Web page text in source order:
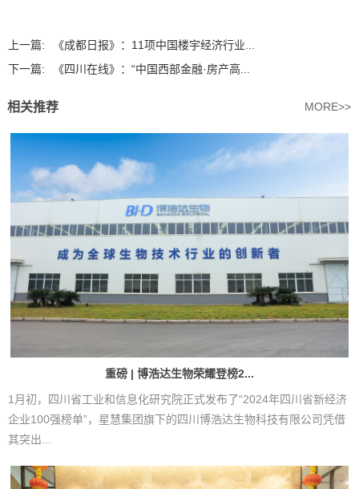
上一篇:
《成都日报》：11项中国楼宇经济行业...
下一篇:
《四川在线》：“中国西部金融·房产高...
相关推荐 MORE>>
重磅 | 博浩达生物荣耀登榜2...
1月初，四川省工业和信息化研究院正式发布了“2024年四川省新经济
企业100强榜单”，星慧集团旗下的四川博浩达生物科技有限公司凭借
其突出...